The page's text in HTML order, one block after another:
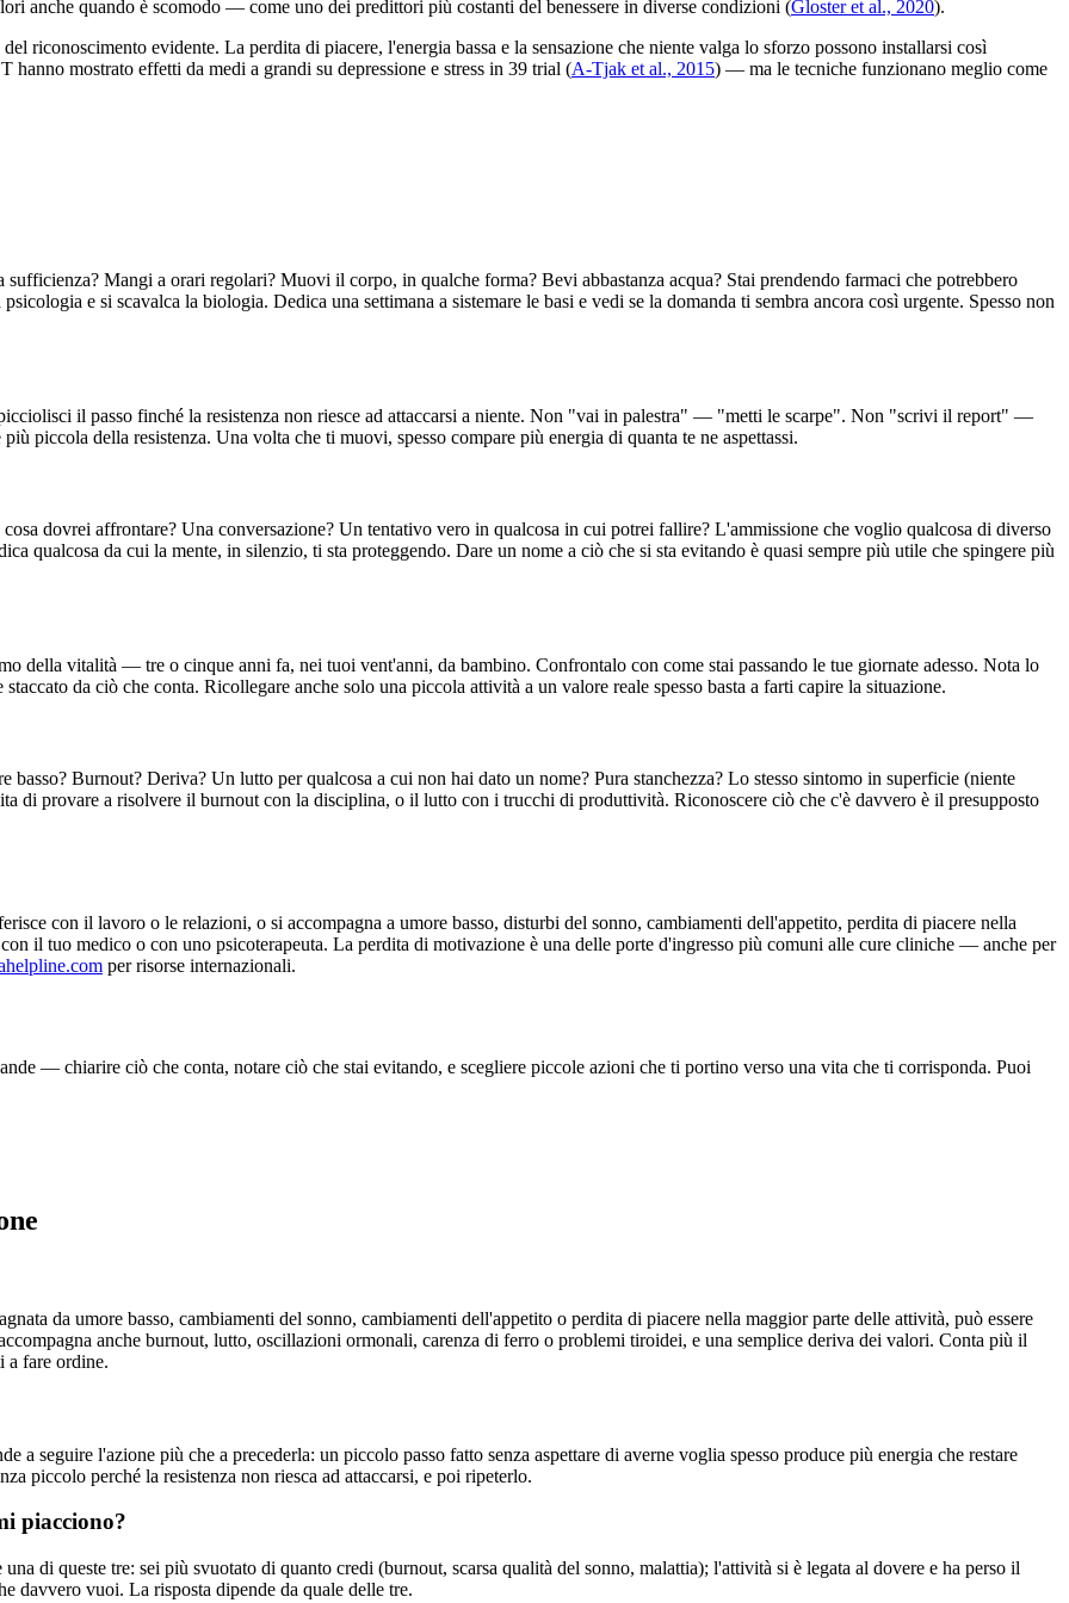
anche quando è scomodo — come uno dei predittori più costanti del benessere in diverse condizioni (Gloster et al., 2020).
riconoscimento evidente. La perdita di piacere, l'energia bassa e la sensazione che niente valga lo sforzo possono installarsi così
mostrato effetti da medi a grandi su depressione e stress in 39 trial (A-Tjak et al., 2015) — ma le tecniche funzionano meglio come
Mangi a orari regolari? Muovi il corpo, in qualche forma? Bevi abbastanza acqua? Stai prendendo farmaci che potrebbero
e si scavalca la biologia. Dedica una settimana a sistemare le basi e vedi se la domanda ti sembra ancora così urgente. Spesso non
il passo finché la resistenza non riesce ad attaccarsi a niente. Non "vai in palestra" — "metti le scarpe". Non "scrivi il report" —
piccola della resistenza. Una volta che ti muovi, spesso compare più energia di quanta te ne aspettassi.
dovrei affrontare? Una conversazione? Un tentativo vero in qualcosa in cui potrei fallire? L'ammissione che voglio qualcosa di diverso
qualcosa da cui la mente, in silenzio, ti sta proteggendo. Dare un nome a ciò che si sta evitando è quasi sempre più utile che spingere più
della vitalità — tre o cinque anni fa, nei tuoi vent'anni, da bambino. Confrontalo con come stai passando le tue giornate adesso. Nota lo
da ciò che conta. Ricollegare anche solo una piccola attività a un valore reale spesso basta a farti capire la situazione.
basso? Burnout? Deriva? Un lutto per qualcosa a cui non hai dato un nome? Pura stanchezza? Lo stesso sintomo in superficie (niente
di provare a risolvere il burnout con la disciplina, o il lutto con i trucchi di produttività. Riconoscere ciò che c'è davvero è il presupposto
con il lavoro o le relazioni, o si accompagna a umore basso, disturbi del sonno, cambiamenti dell'appetito, perdita di piacere nella
il tuo medico o con uno psicoterapeuta. La perdita di motivazione è una delle porte d'ingresso più comuni alle cure cliniche — anche per
per risorse internazionali.
— chiarire ciò che conta, notare ciò che stai evitando, e scegliere piccole azioni che ti portino verso una vita che ti corrisponda. Puoi
da umore basso, cambiamenti del sonno, cambiamenti dell'appetito o perdita di piacere nella maggior parte delle attività, può essere
anche burnout, lutto, oscillazioni ormonali, carenza di ferro o problemi tiroidei, e una semplice deriva dei valori. Conta più il
a fare ordine.
a seguire l'azione più che a precederla: un piccolo passo fatto senza aspettare di averne voglia spesso produce più energia che restare
piccolo perché la resistenza non riesca ad attaccarsi, e poi ripeterlo.
piacciono?
di queste tre: sei più svuotato di quanto credi (burnout, scarsa qualità del sonno, malattia); l'attività si è legata al dovere e ha perso il
davvero vuoi. La risposta dipende da quale delle tre.